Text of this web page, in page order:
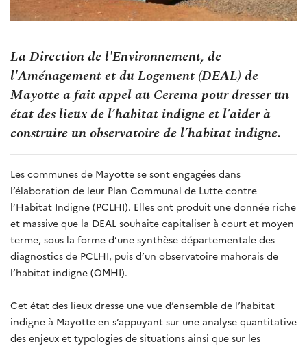
La Direction de l'Environnement, de
l'Aménagement et du Logement (DEAL) de
Mayotte a fait appel au Cerema pour dresser un
état des lieux de l’habitat indigne et l’aider à
construire un observatoire de l’habitat indigne.
Les communes de Mayotte se sont engagées dans
l’élaboration de leur Plan Communal de Lutte contre
l’Habitat Indigne (PCLHI). Elles ont produit une donnée riche
et massive que la DEAL souhaite capitaliser à court et moyen
terme, sous la forme d’une synthèse départementale des
diagnostics de PCLHI, puis d’un observatoire mahorais de
l’habitat indigne (OMHI).
Cet état des lieux dresse une vue d’ensemble de l’habitat
indigne à Mayotte en s’appuyant sur une analyse quantitative
des enjeux et typologies de situations ainsi que sur les